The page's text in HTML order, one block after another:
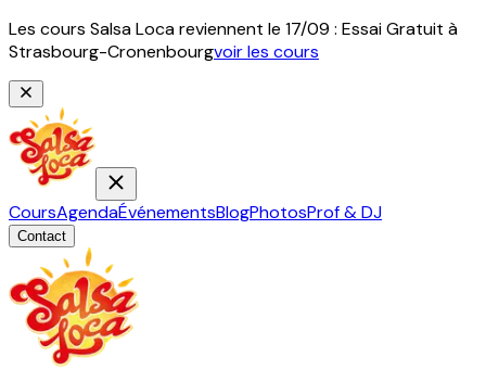
Les cours Salsa Loca reviennent le 17/09 : Essai Gratuit à
Strasbourg-Cronenbourgvoir les cours
CoursAgendaÉvénementsBlogPhotosProf & DJ
Contact